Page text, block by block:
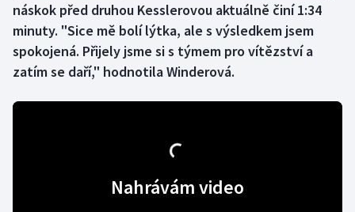
Golf
Gymnastika
Házená
náskok před druhou Kesslerovou aktuálně činí 1:34
minuty. "Sice mě bolí lýtka, ale s výsledkem jsem
spokojená. Přijely jsme si s týmem pro vítězství a
zatím se daří," hodnotila Winderová.
Nahrávám video